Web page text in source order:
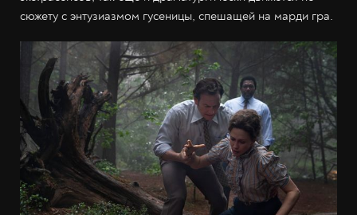
сюжету с энтузиазмом гусеницы, спешащей на марди гра.